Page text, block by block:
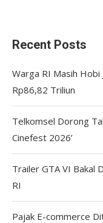
Recent Posts
Warga RI Masih Hobi
Rp86,82 Triliun
Telkomsel Dorong
Cinefest 2026’
Trailer GTA VI Bakal
RI
Pajak E-commerce